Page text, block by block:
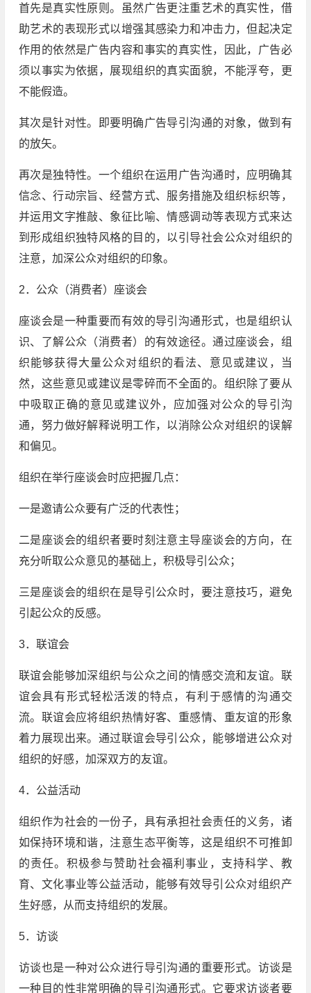
首先是真实性原则。虽然广告更注重艺术的真实性，借
助艺术的表现形式以增强其感染力和冲击力，但起决定
作用的依然是广告内容和事实的真实性，因此，广告必
须以事实为依据，展现组织的真实面貌，不能浮夸，更
不能假造。
其次是针对性。即要明确广告导引沟通的对象，做到有
的放矢。
再次是独特性。一个组织在运用广告沟通时，应明确其
信念、行动宗旨、经营方式、服务措施及组织标织等，
并运用文字推敲、象征比喻、情感调动等表现方式来达
到形成组织独特风格的目的，以引导社会公众对组织的
注意，加深公众对组织的印象。
2．公众（消费者）座谈会
座谈会是一种重要而有效的导引沟通形式，也是组织认
识、了解公众（消费者）的有效途径。通过座谈会，组
织能够获得大量公众对组织的看法、意见或建议，当
然，这些意见或建议是零碎而不全面的。组织除了要从
中吸取正确的意见或建议外，应加强对公众的导引沟
通，努力做好解释说明工作，以消除公众对组织的误解
和偏见。
组织在举行座谈会时应把握几点：
一是邀请公众要有广泛的代表性；
二是座谈会的组织者要时刻注意主导座谈会的方向，在
充分听取公众意见的基础上，积极导引公众；
三是座谈会的组织在是导引公众时，要注意技巧，避免
引起公众的反感。
3．联谊会
联谊会能够加深组织与公众之间的情感交流和友谊。联
谊会具有形式轻松活泼的特点，有利于感情的沟通交
流。联谊会应将组织热情好客、重感情、重友谊的形象
着力展现出来。通过联谊会导引公众，能够增进公众对
组织的好感，加深双方的友谊。
4．公益活动
组织作为社会的一份子，具有承担社会责任的义务，诸
如保持环境和谐，注意生态平衡等，这是组织不可推卸
的责任。积极参与赞助社会福利事业，支持科学、教
育、文化事业等公益活动，能够有效导引公众对组织产
生好感，从而支持组织的发展。
5．访谈
访谈也是一种对公众进行导引沟通的重要形式。访谈是
一种目的性非常明确的导引沟通形式。它要求访谈者要